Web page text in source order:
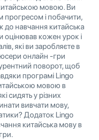
мовою. Ви
прогресом і побачити,
навчання китайська
оцінював кожен урок і
які ви заробляєте в
онлайн -гри
поворот, щоб
програмі Lingo
мовою в
сидять у різних
вивчати мову,
Додаток Lingo
китайська мову в